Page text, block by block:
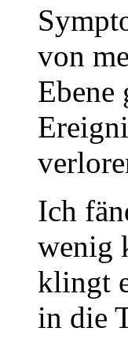
von
Ebene
Ich
wenig
klingt
in die